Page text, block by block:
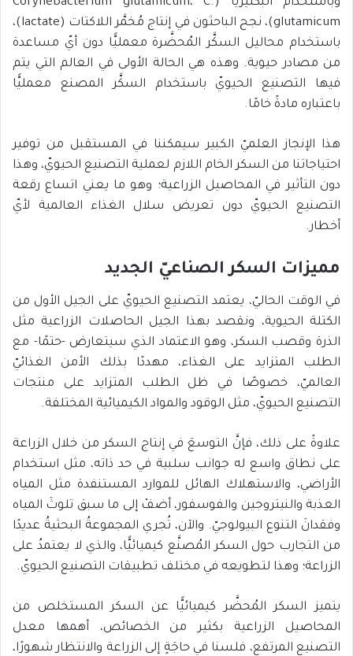
وباستخدام البكتيريا (Corynebacterium glutamicum، C.
glutamicum)، نجح الباحثون في إنتاج مُخمَّر اللاكتات (lactate)،
باستخدام محاليل السكَّر المُحضَّرة معمليًّا دون أيّ مساعدة
من مصادر حيوية. وهذه هي الحالة الأولى في العالم التي يتم
فيها التصنيع الحيويّ باستخدام السكَّر المصنع معمليًّا
باعتباره مادةً خامًا.
هذا الإنجاز العلميّ الكبير سيمكننا في المستقبل من توفير
احتياجاتنا من السكر الخام اللازم لعملية التصنيع الحيويّ، وهذا
دون التأثير في المحاصيل الزراعية؛ وهو ما يعني اتساع رقعة
التصنيع الحيويّ دون تعريض سلال الغذاء العالمية لأيّ
أخطار.
مميزات السكر الصناعيّ الجديد
في الوقت الحاليّ، يعتمد التصنيع الحيويّ على الجيل الأول من
الكتلة الحيوية، ونقصد بهذا الجيل الحاصلات الزراعية مثل
الذرة وقصب السكر، وهو الاعتماد الذي سيتعارض -حتمًا- مع
الطلب المتزايد على الغذاء، مهددًا بذلك الأمن الغذائيّ
العالميّ، خصوصًا في ظل الطلب المتزايد على منتجات
التصنيع الحيويّ، مثل الوقود والمواد الكيميائية المختلفة.
علاوةً على ذلك، فإنَّ التوسعَ في إنتاج السكر من خلال الزراعة
على نطاق واسع له جوانب سلبية في حد ذاته، مثل استخدام
الأراضي، والاستهلاك الهائل للموارد المستنفدة مثل المياه
العذبة والنيتروجين والفوسفور، أضفْ إلى ما سبق تلوثَ المياه
وفقدانَ التنوع البيولوجيّ. والآن، تُجري المجموعةُ البحثيةُ عديدًا
من التجارب حول السكر المُصنَّع كيميائيًّا، والذي لا يعتمدُ على
الزراعة؛ وهذا لتطويعه في مختلف تطبيقات التصنيع الحيويّ.
يتميز السكر المُحضَّر كيميائيًّا عن السكر المستخلص من
المحاصيل الزراعية بكثير من الخصائص، أهمها معدل
التصنيع المرتفع، فلسنا في حاجَةٍ إلى الزراعة والانتظار شهورًا،